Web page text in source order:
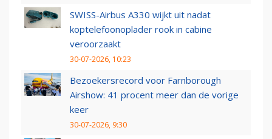
SWISS-Airbus A330 wijkt uit nadat
koptelefoonoplader rook in cabine
veroorzaakt
30-07-2026, 10:23
Bezoekersrecord voor Farnborough
Airshow: 41 procent meer dan de vorige
keer
30-07-2026, 9:30